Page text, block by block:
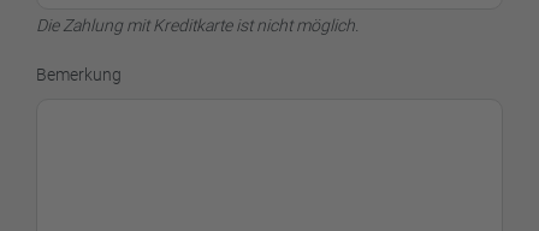
Die Zahlung mit Kreditkarte ist nicht möglich.
Bemerkung